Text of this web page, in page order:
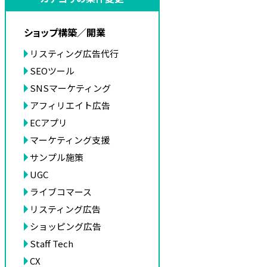
ショップ構築／開業
リスティング広告代行
SEOツール
SNSマーケティング
アフィリエイト広告
ECアプリ
マーケティング支援
サンプル施策
UGC
ライブコマース
リスティング広告
ショッピング広告
Staff Tech
CX